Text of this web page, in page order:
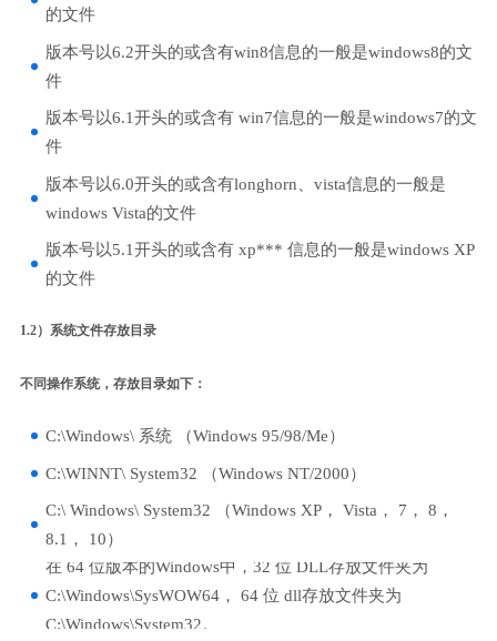
的文件
版本号以6.2开头的或含有win8信息的一般是windows8的文
件
版本号以6.1开头的或含有 win7信息的一般是windows7的文
件
版本号以6.0开头的或含有longhorn、vista信息的一般是
windows Vista的文件
版本号以5.1开头的或含有 xp*** 信息的一般是windows XP
的文件
1.2）系统文件存放目录
不同操作系统，存放目录如下：
C:\Windows\ 系统 （Windows 95/98/Me）
C:\WINNT\ System32 （Windows NT/2000）
C:\ Windows\ System32 （Windows XP， Vista， 7， 8，
8.1， 10）
在 64 位版本的Windows中，32 位 DLL存放文件夹为
C:\Windows\SysWOW64， 64 位 dll存放文件夹为
C:\Windows\System32。